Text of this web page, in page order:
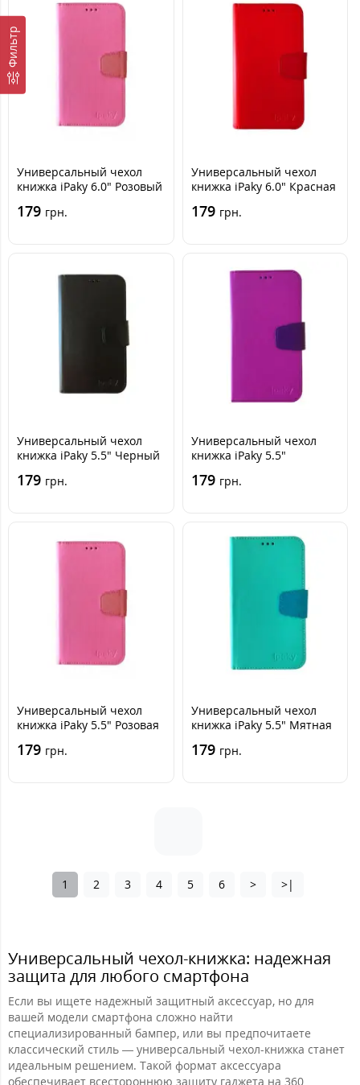
Фильтр
Универсальный чехол
книжка iPaky 6.0" Розовый
179 грн.
Универсальный чехол
книжка iPaky 6.0" Красная
179 грн.
Универсальный чехол
книжка iPaky 5.5" Черный
179 грн.
Универсальный чехол
книжка iPaky 5.5"
179 грн.
Универсальный чехол
книжка iPaky 5.5" Розовая
179 грн.
Универсальный чехол
книжка iPaky 5.5" Мятная
179 грн.
1 2 3 4 5 6 > >|
Универсальный чехол-книжка: надежная
защита для любого смартфона
Если вы ищете надежный защитный аксессуар, но для
вашей модели смартфона сложно найти
специализированный бампер, или вы предпочитаете
классический стиль — универсальный чехол-книжка станет
идеальным решением. Такой формат аксессуара
обеспечивает всестороннюю защиту гаджета на 360